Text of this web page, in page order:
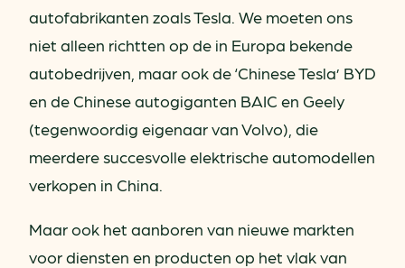
autofabrikanten zoals Tesla. We moeten ons
niet alleen richtten op de in Europa bekende
autobedrijven, maar ook de ‘Chinese Tesla’ BYD
en de Chinese autogiganten BAIC en Geely
(tegenwoordig eigenaar van Volvo), die
meerdere succesvolle elektrische automodellen
verkopen in China.
Maar ook het aanboren van nieuwe markten
voor diensten en producten op het vlak van